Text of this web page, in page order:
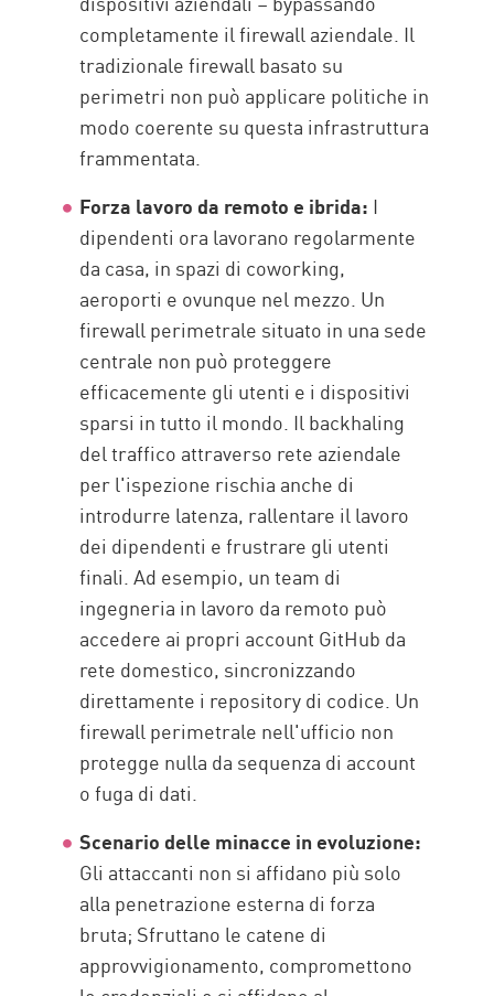
completamente il firewall aziendale. Il
tradizionale firewall basato su
perimetri non può applicare politiche in
modo coerente su questa infrastruttura
frammentata.
Forza lavoro da remoto e ibrida: I
dipendenti ora lavorano regolarmente
da casa, in spazi di coworking,
aeroporti e ovunque nel mezzo. Un
firewall perimetrale situato in una sede
centrale non può proteggere
efficacemente gli utenti e i dispositivi
sparsi in tutto il mondo. Il backhaling
del traffico attraverso rete aziendale
per l'ispezione rischia anche di
introdurre latenza, rallentare il lavoro
dei dipendenti e frustrare gli utenti
finali. Ad esempio, un team di
ingegneria in lavoro da remoto può
accedere ai propri account GitHub da
rete domestico, sincronizzando
direttamente i repository di codice. Un
firewall perimetrale nell'ufficio non
protegge nulla da sequenza di account
o fuga di dati.
Scenario delle minacce in evoluzione:
Gli attaccanti non si affidano più solo
alla penetrazione esterna di forza
bruta; Sfruttano le catene di
approvvigionamento, compromettono